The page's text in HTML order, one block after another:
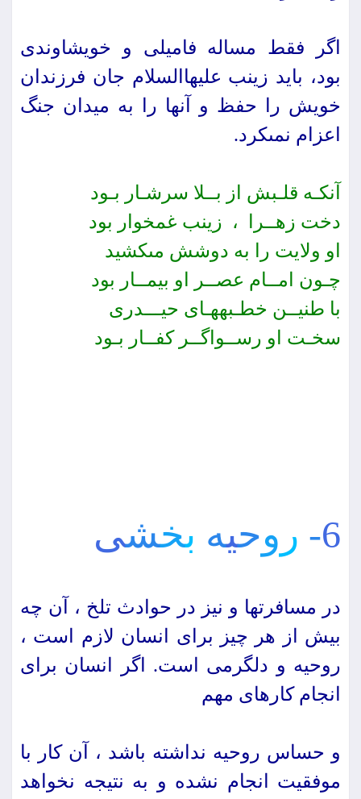
اگر فقط مساله فامیلى و خویشاوندى
بود، باید زینب علیهاالسلام جان فرزندان
خویش را حفظ و آن‏ها را به میدان جنگ
اعزام نمى‏كرد.
آنكـه قلـبش از بــلا سرشـار بـود
دخت زهــرا ، زینب غمخوار بود
او ولایت را به دوشش مى‏كشید
چـون امــام عصــر او بیمــار بود
با طنیــن خطـبه‏هـاى حیـــدرى
سخـت او رســواگــر كفــار بـود
6
- ر وحیه بخشى
در مسافرت‏ها و نیز در حوادث تلخ ، آن چه
بیش از هر چیز براى انسان لازم است ،
روحیه و دلگرمى است. اگر انسان براى
انجام كارهاى مهم
و حساس روحیه نداشته باشد ، آن كار با
موفقیت انجام نشده و به نتیجه نخواهد